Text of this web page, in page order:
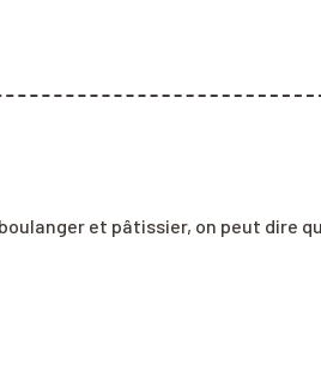
et pâtissier, on peut dire